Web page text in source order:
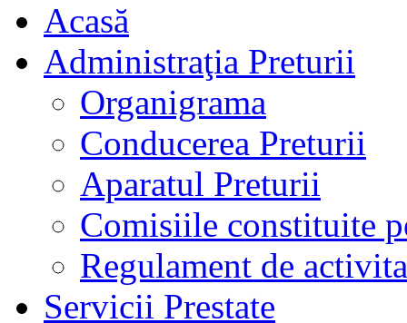
Acasă
Administraţia Preturii
Organigrama
Conducerea Preturii
Aparatul Preturii
Comisiile constituite
Regulament de
Servicii Prestate